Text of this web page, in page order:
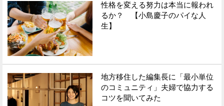
性格を変える努力は本当に報われ
るか？ 【小島慶子のパイな人
生】
地方移住した編集長に「最小単位
のコミュニティ」夫婦で協力する
コツを聞いてみた